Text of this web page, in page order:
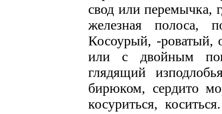
свод или перемычка,
железная полоса,
Косоурый, -роватый,
или с двойным
глядящий
бирюком, сердито
косуриться,